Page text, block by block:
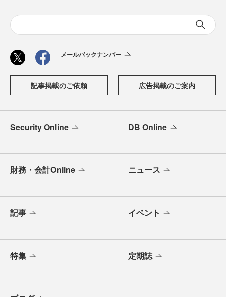
メールバックナンバー
記事掲載のご依頼 広告掲載のご案内
Security Online DB Online
財務・会計Online ニュース
記事 イベント
特集 定期誌